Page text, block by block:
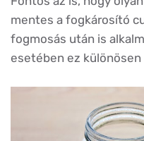
mentes a fogkárosító
fogmosás után is
esetében ez